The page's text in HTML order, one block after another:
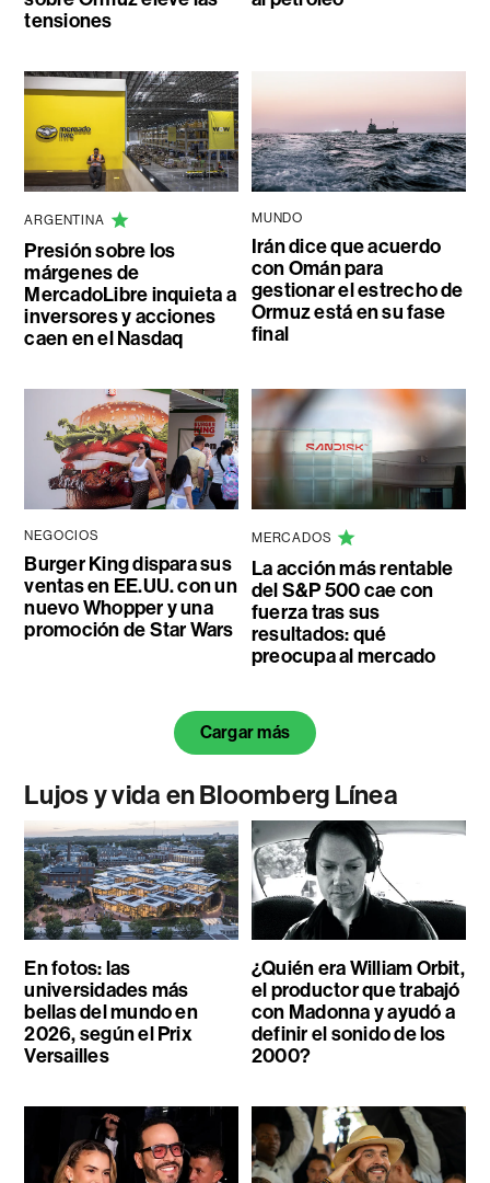
tensiones
ARGENTINA
Presión sobre los
márgenes de
MercadoLibre inquieta a
inversores y acciones
caen en el Nasdaq
MUNDO
Irán dice que acuerdo
con Omán para
gestionar el estrecho de
Ormuz está en su fase
final
NEGOCIOS
Burger King dispara sus
ventas en EE.UU. con un
nuevo Whopper y una
promoción de Star Wars
MERCADOS
La acción más rentable
del S&P 500 cae con
fuerza tras sus
resultados: qué
preocupa al mercado
Cargar más
Lujos y vida en Bloomberg Línea
En fotos: las
universidades más
bellas del mundo en
2026, según el Prix
Versailles
¿Quién era William Orbit,
el productor que trabajó
con Madonna y ayudó a
definir el sonido de los
2000?